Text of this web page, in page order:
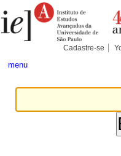
para
conteúdo.
Pessoais
Cadastre-se
menu